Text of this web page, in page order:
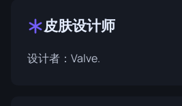
皮肤设计师
设计者： Valve.